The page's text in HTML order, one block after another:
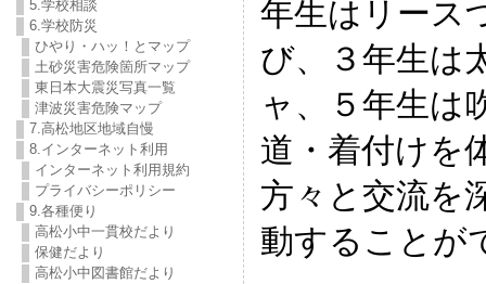
5.学校相談
6.学校防災
ひやり・ハッ！とマップ
土砂災害危険箇所マップ
東日本大震災写真一覧
津波災害危険マップ
7.高松地区地域自慢
8.インターネット利用
インターネット利用規約
プライバシーポリシー
9.各種便り
高松小中一貫校だより
保健だより
高松小中図書館だより
年生はリース
び、３年生は
ャ、５年生は
道・着付けを
方々と交流を
動することが